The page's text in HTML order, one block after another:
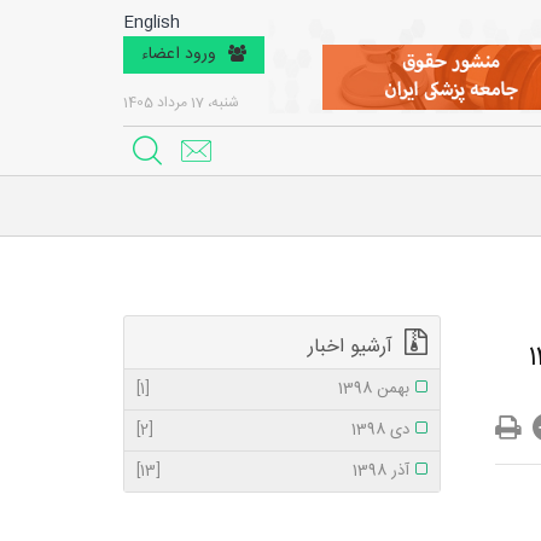
English
ورود اعضاء
شنبه، 17 مرداد 1405
آرشیو اخبار
بهمن 1398
[1]
دی 1398
[2]
آذر 1398
[13]